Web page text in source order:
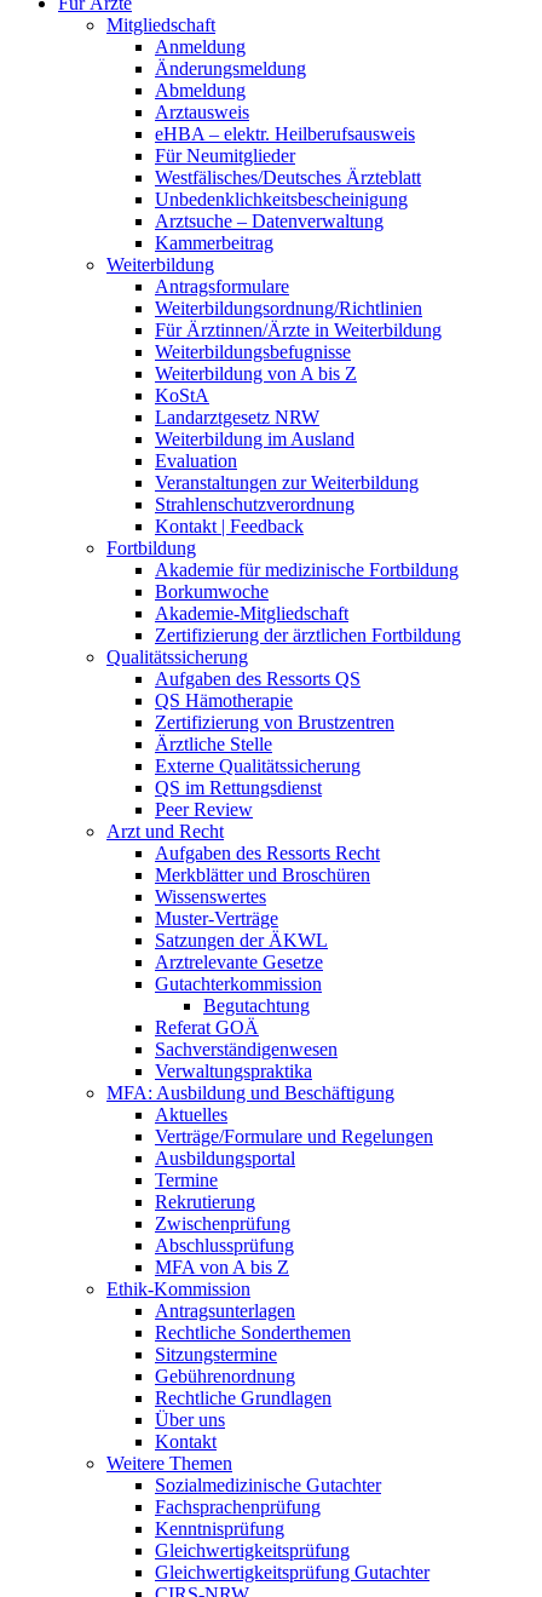
Mitgliedschaft
Anmeldung
Änderungsmeldung
Abmeldung
Arztausweis
eHBA – elektr. Heilberufsausweis
Für Neumitglieder
Westfälisches/Deutsches Ärzteblatt
Unbedenklichkeitsbescheinigung
Arztsuche – Datenverwaltung
Kammerbeitrag
Weiterbildung
Antragsformulare
Weiterbildungsordnung/Richtlinien
Für Ärztinnen/Ärzte in Weiterbildung
Weiterbildungsbefugnisse
Weiterbildung von A bis Z
KoStA
Landarztgesetz NRW
Weiterbildung im Ausland
Evaluation
Veranstaltungen zur Weiterbildung
Strahlenschutzverordnung
Kontakt | Feedback
Fortbildung
Akademie für medizinische Fortbildung
Borkumwoche
Akademie-Mitgliedschaft
Zertifizierung der ärztlichen Fortbildung
Qualitätssicherung
Aufgaben des Ressorts QS
QS Hämotherapie
Zertifizierung von Brustzentren
Ärztliche Stelle
Externe Qualitätssicherung
QS im Rettungsdienst
Peer Review
Arzt und Recht
Aufgaben des Ressorts Recht
Merkblätter und Broschüren
Wissenswertes
Muster-Verträge
Satzungen der ÄKWL
Arztrelevante Gesetze
Gutachterkommission
Begutachtung
Referat GOÄ
Sachverständigenwesen
Verwaltungspraktika
MFA: Ausbildung und Beschäftigung
Aktuelles
Verträge/Formulare und Regelungen
Ausbildungsportal
Termine
Rekrutierung
Zwischenprüfung
Abschlussprüfung
MFA von A bis Z
Ethik-Kommission
Antragsunterlagen
Rechtliche Sonderthemen
Sitzungstermine
Gebührenordnung
Rechtliche Grundlagen
Über uns
Kontakt
Weitere Themen
Sozialmedizinische Gutachter
Fachsprachenprüfung
Kenntnisprüfung
Gleichwertigkeitsprüfung
Gleichwertigkeitsprüfung Gutachter